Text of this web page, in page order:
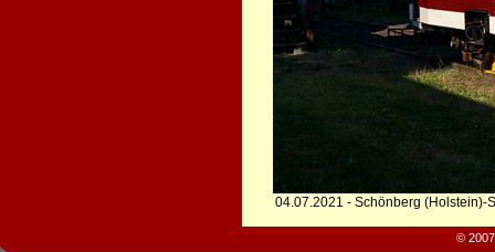
04.07.2021 - Schönberg (Holstein)-
©